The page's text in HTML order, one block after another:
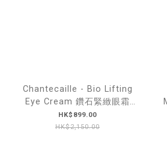
Chantecaille - Bio Lifting
Eye Cream 鑽石緊緻眼霜
15ml
HK$899.00
HK$2,150.00